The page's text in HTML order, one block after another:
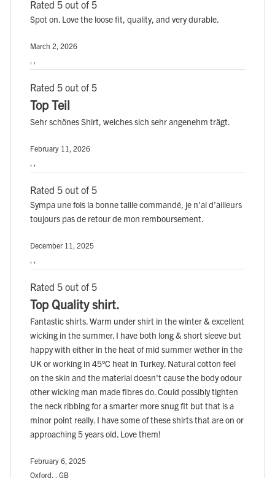
Rated 5 out of 5
Spot on. Love the loose fit, quality, and very durable.
March 2, 2026
, ,
Rated 5 out of 5
Top Teil
Sehr schönes Shirt, welches sich sehr angenehm trägt.
February 11, 2026
, ,
Rated 5 out of 5
Sympa une fois la bonne taille commandé, je n’ai d’ailleurs
toujours pas de retour de mon remboursement.
December 11, 2025
, ,
Rated 5 out of 5
Top Quality shirt.
Fantastic shirts. Warm under shirt in the winter & excellent
wicking in the summer. I have both long & short sleeve but
happy with either in the heat of mid summer wether in the
UK or working in 45°C heat in Turkey. Natural cotton feel
on the skin and the material doesn't cause the body odour
other wicking man made fibres do. Could possibly tighten
the neck ribbing for a smarter more snug fit but that is a
minor point really. I have some of these shirts that are on or
approaching 5 years old. Love them!
February 6, 2025
Oxford, , GB